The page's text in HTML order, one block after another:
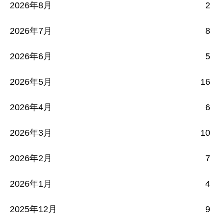
2026年8月 2
2026年7月 8
2026年6月 5
2026年5月 16
2026年4月 6
2026年3月 10
2026年2月 7
2026年1月 4
2025年12月 9